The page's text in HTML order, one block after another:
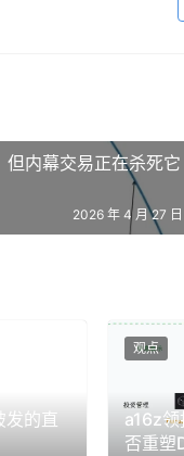
峡通行问题与战争赔
尽管伊朗对美立场始
判，但又通过巴方向
坦总理夏巴兹（左）
来源。有统计显示，
内幕交易正在杀死它
2026 年 4 月 27
的直
a16z
否重塑
观点